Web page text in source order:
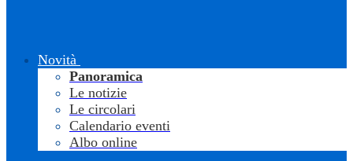
Novità
Panoramica
Le notizie
Le circolari
Calendario eventi
Albo online